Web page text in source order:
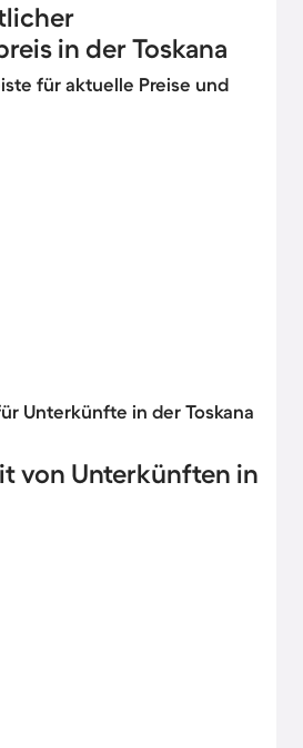
in der Toskana
für aktuelle Preise und
Unterkünfte in der Toskana
von Unterkünften in